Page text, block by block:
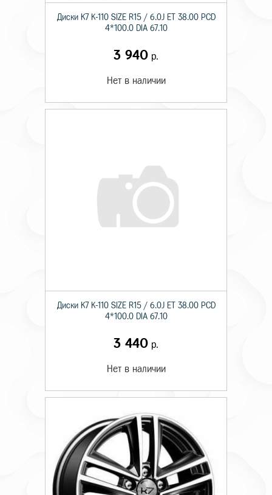
Диски K7 K-110 SIZE R15 / 6.0J ET 38.00 PCD
4*100.0 DIA 67.10
3 940 р.
Нет в наличии
Диски K7 K-110 SIZE R15 / 6.0J ET 38.00 PCD
4*100.0 DIA 67.10
3 440 р.
Нет в наличии